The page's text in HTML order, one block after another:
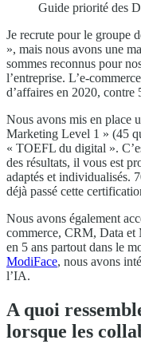
Guide priorité des
Je recrute pour le groupe
», mais nous avons une
sommes reconnus pour
l’entreprise. L’e-
d’affaires en 2020, contre
Nous avons mis en place
Marketing Level 1 » (45
« TOEFL du digital ».
des résultats, il vous est
adaptés et individualisés.
déjà passé cette
Nous avons également
commerce, CRM, Data et
en 5 ans partout dans le
ModiFace, nous avons
l’IA.
A quoi
lorsque les